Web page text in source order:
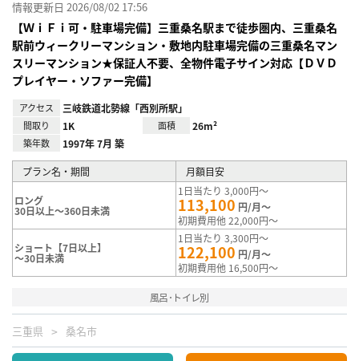
情報更新日 2026/08/02 17:56
【ＷｉＦｉ可・駐車場完備】三重桑名駅まで徒歩圏内、三重桑名
駅前ウィークリーマンション・敷地内駐車場完備の三重桑名マン
スリーマンション★保証人不要、全物件電子サイン対応【ＤＶＤ
プレイヤー・ソファー完備】
アクセス 三岐鉄道北勢線「西別所駅」
間取り 1K 面積 26m²
築年数 1997年 7月 築
プラン名・期間 月額目安
ロング
30日以上～360日未満
1日当たり 3,000円～
113,100 円/月～
初期費用他 22,000円～
ショート【7日以上】
～30日未満
1日当たり 3,300円～
122,100 円/月～
初期費用他 16,500円～
風呂･トイレ別
三重県 桑名市